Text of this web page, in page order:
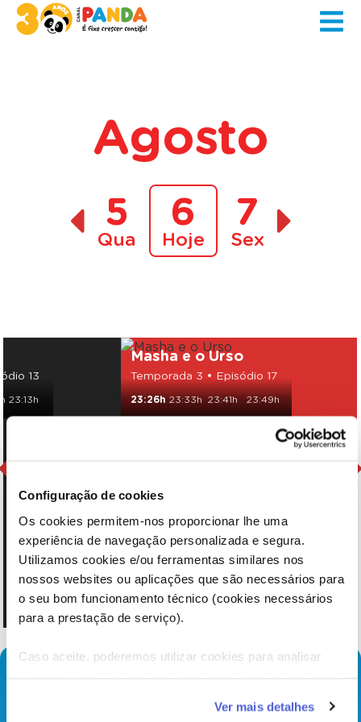
Configuração de cookies
Os cookies permitem-nos proporcionar lhe uma
experiência de navegação personalizada e segura.
Utilizamos cookies e/ou ferramentas similares nos
nossos websites ou aplicações que são necessários para
o seu bom funcionamento técnico (cookies necessários
para a prestação de serviço).
Caso aceite, poderemos utilizar cookies para analisar
funcionalidades (cookies de personalização e
Ver mais detalhes
Agosto
5
Qua
6
Hoje
7
Sex
13
23:13h
Masha e o Urso
Temporada 3 • Episódio 17
23:26h 23:33h 23:41h 23:49h